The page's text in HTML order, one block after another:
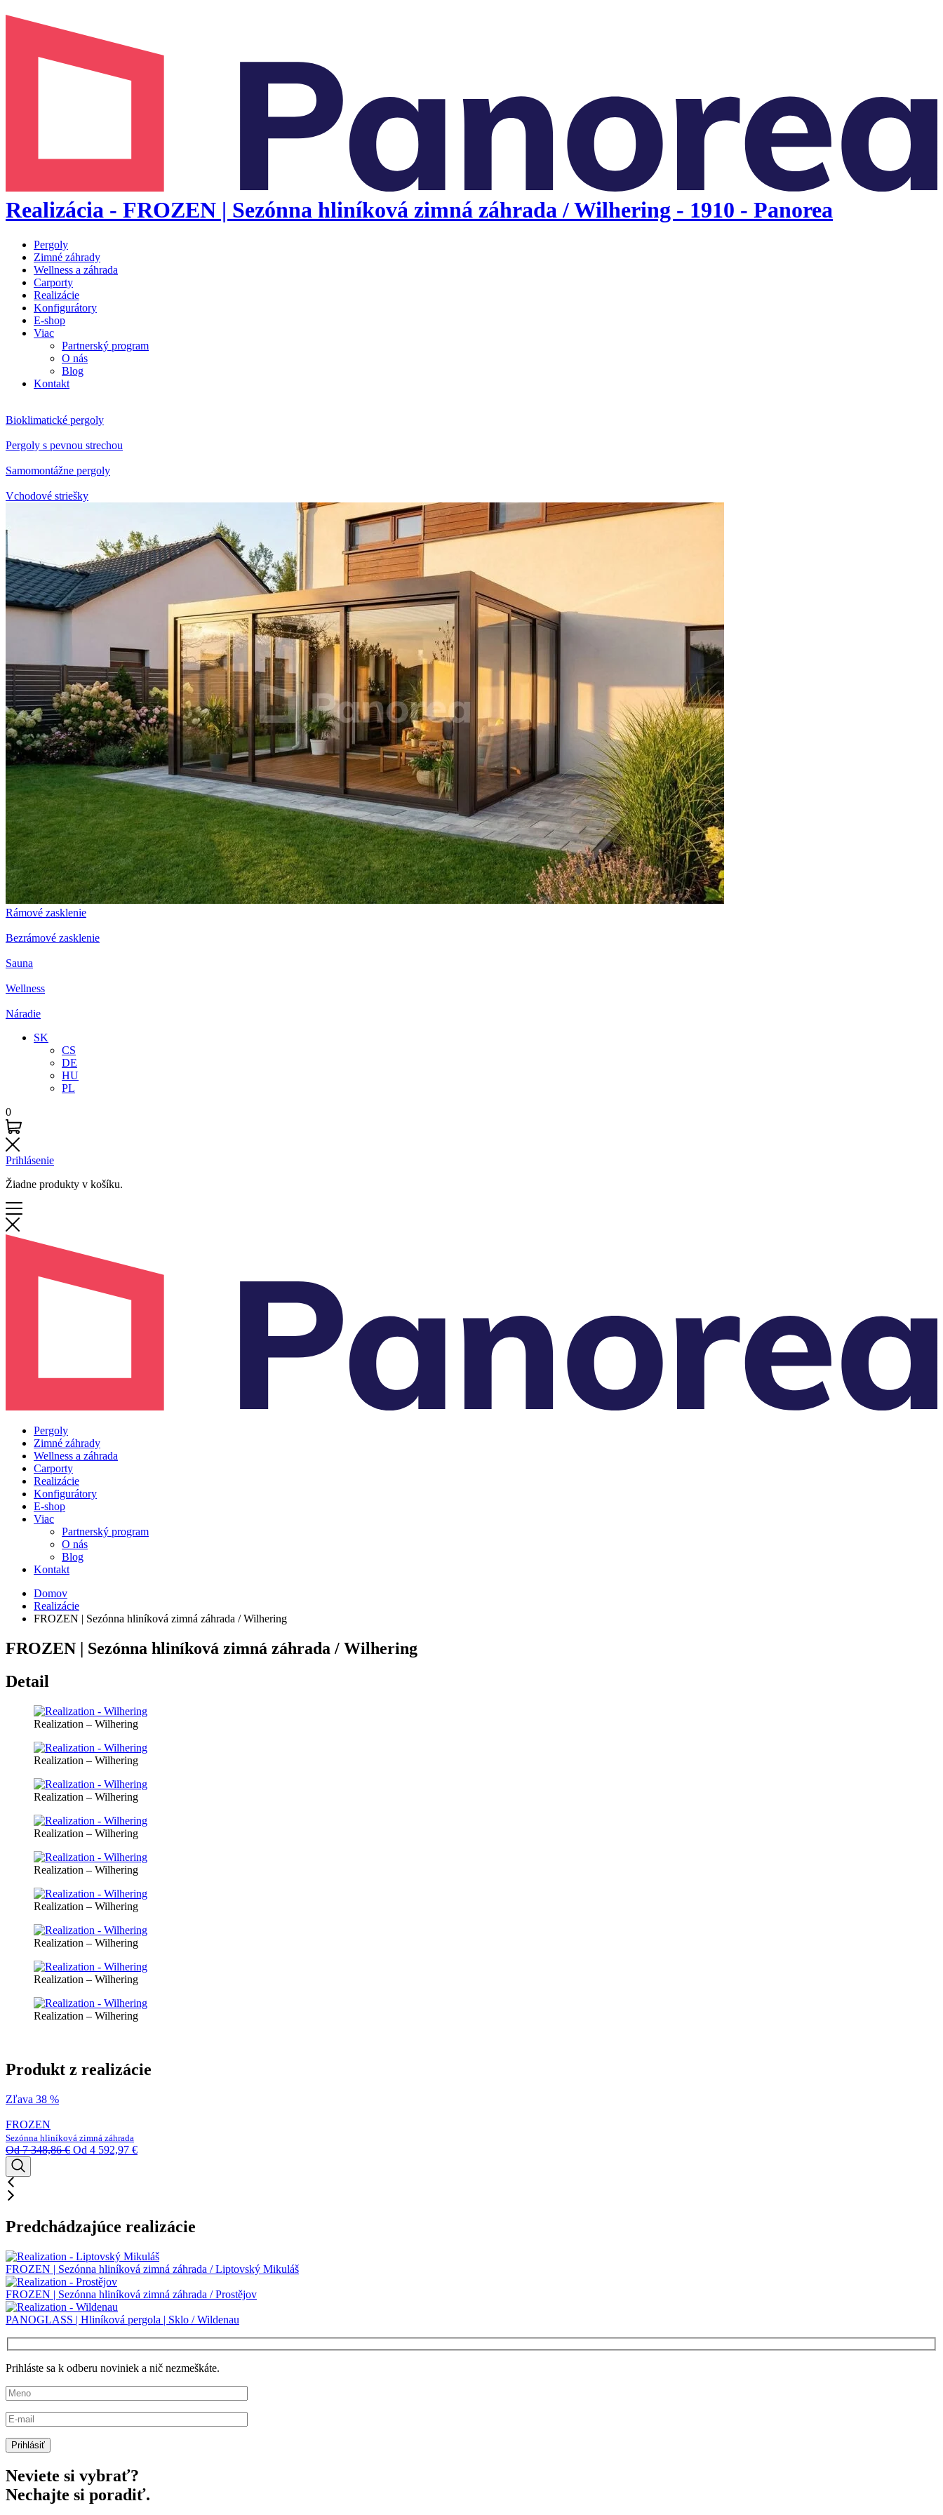
Realizácia - FROZEN | Sezónna hliníková zimná záhrada / Wilhering - 1910 - Panorea
Pergoly
Zimné záhrady
Wellness a záhrada
Carporty
Realizácie
Konfigurátory
E-shop
Viac
Partnerský program
O nás
Blog
Kontakt
Bioklimatické pergoly
Pergoly s pevnou strechou
Samomontážne pergoly
Vchodové striešky
Rámové zasklenie
Bezrámové zasklenie
Sauna
Wellness
Náradie
SK
CS
DE
HU
PL
0
Prihlásenie
Žiadne produkty v košíku.
Pergoly
Zimné záhrady
Wellness a záhrada
Carporty
Realizácie
Konfigurátory
E-shop
Viac
Partnerský program
O nás
Blog
Kontakt
Domov
Realizácie
FROZEN | Sezónna hliníková zimná záhrada / Wilhering
FROZEN | Sezónna hliníková zimná záhrada / Wilhering
Detail
Realization – Wilhering
Realization – Wilhering
Realization – Wilhering
Realization – Wilhering
Realization – Wilhering
Realization – Wilhering
Realization – Wilhering
Realization – Wilhering
Realization – Wilhering
Produkt z realizácie
Zľava 38 %
FROZEN
Sezónna hliníková zimná záhrada
Od7 348,86€ Od 4 592,97 €
Predchádzajúce realizácie
FROZEN | Sezónna hliníková zimná záhrada / Liptovský Mikuláš
FROZEN | Sezónna hliníková zimná záhrada / Prostějov
PANOGLASS | Hliníková pergola | Sklo / Wildenau
Prihláste sa k odberu noviniek a nič nezmeškáte.
Neviete si vybrať?
Nechajte si poradiť.